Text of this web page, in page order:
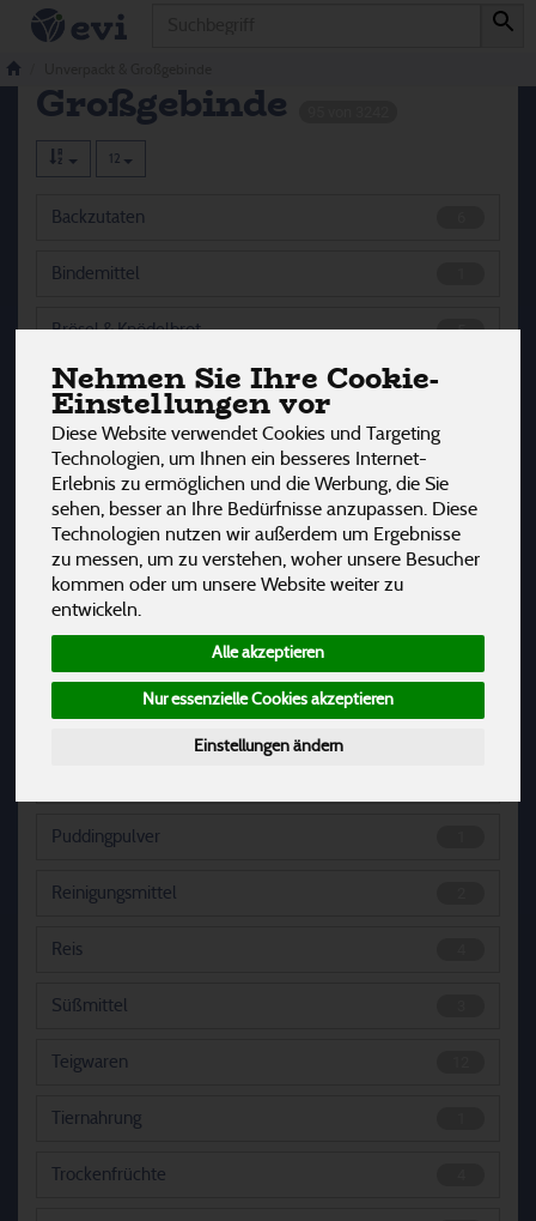
Nehmen Sie Ihre Cookie-
Einstellungen vor
Diese Website verwendet Cookies und Targeting
Technologien, um Ihnen ein besseres Internet-
Erlebnis zu ermöglichen und die Werbung, die Sie
sehen, besser an Ihre Bedürfnisse anzupassen. Diese
Technologien nutzen wir außerdem um Ergebnisse
zu messen, um zu verstehen, woher unsere Besucher
kommen oder um unsere Website weiter zu
entwickeln.
Alle akzeptieren
Nur essenzielle Cookies akzeptieren
Einstellungen ändern
Unverpackt &
Großgebinde
12
Backzutaten
Bindemittel
5
Brösel & Knödelbrot
Cerealien & Mühlenprodukte
Essig & Öl
Fleischalternativen
8
Getreide
Gewürze & Suppenpulver
7
Hülsenfrüchte
9
Marmelade
Puddingpulver
Reinigungsmittel
Reis
Süßmittel
Teigwaren
Tiernahrung
Trockenfrüchte